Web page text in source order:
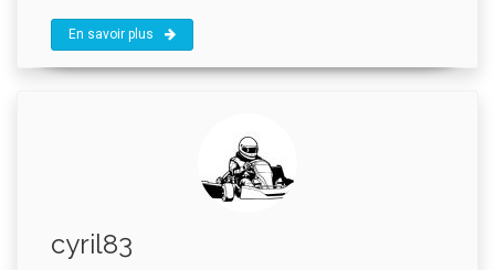
En savoir plus
cyril83